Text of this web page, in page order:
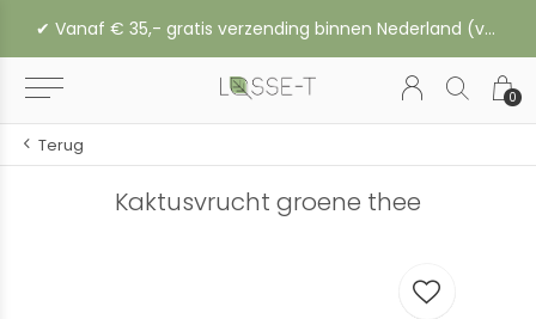
0
✔︎ Vanaf € 35,- gratis verzending binnen Nederland (vanaf € 45,- naar België of Duitsland)
Terug
Kaktusvrucht groene thee